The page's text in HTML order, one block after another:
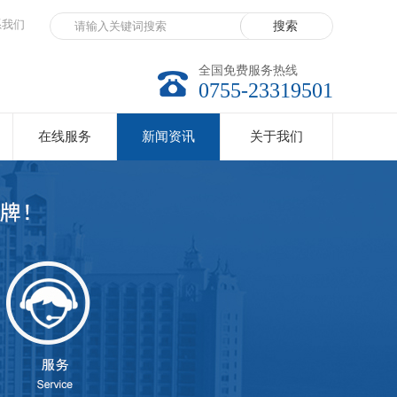
们
全国免费服务热线
0755-23319501
在线服务 新闻资讯 关于我们